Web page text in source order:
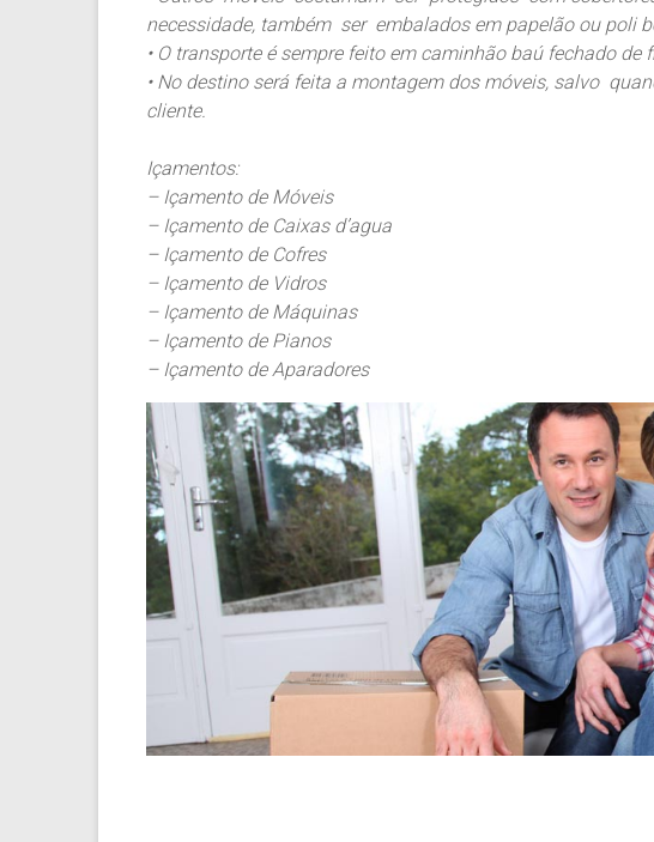
necessidade, também ser embalados em papelão ou poli
• O transporte é sempre feito em caminhão baú fechado de
• No destino será feita a montagem dos móveis, salvo
cliente.
Içamentos:
– Içamento de Móveis
– Içamento de Caixas d’agua
– Içamento de Cofres
– Içamento de Vidros
– Içamento de Máquinas
– Içamento de Pianos
– Içamento de Aparadores